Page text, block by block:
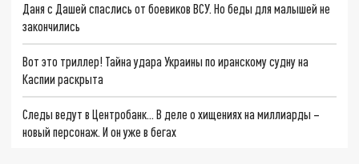
Даня с Дашей спаслись от боевиков ВСУ. Но беды для малышей не
закончились
Вот это триллер! Тайна удара Украины по иранскому судну на
Каспии раскрыта
Следы ведут в Центробанк… В деле о хищениях на миллиарды –
новый персонаж. И он уже в бегах